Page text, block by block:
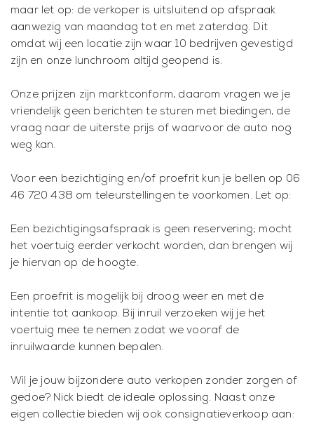
maar let op: de verkoper is uitsluitend op afspraak
aanwezig van maandag tot en met zaterdag. Dit
omdat wij een locatie zijn waar 10 bedrijven gevestigd
zijn en onze lunchroom altijd geopend is.
Onze prijzen zijn marktconform, daarom vragen we je
vriendelijk geen berichten te sturen met biedingen, de
vraag naar de uiterste prijs of waarvoor de auto nog
weg kan.
Voor een bezichtiging en/of proefrit kun je bellen op 06
46 720 438 om teleurstellingen te voorkomen. Let op:
Een bezichtigingsafspraak is geen reservering; mocht
het voertuig eerder verkocht worden, dan brengen wij
je hiervan op de hoogte.
Een proefrit is mogelijk bij droog weer en met de
intentie tot aankoop. Bij inruil verzoeken wij je het
voertuig mee te nemen zodat we vooraf de
inruilwaarde kunnen bepalen.
Wil je jouw bijzondere auto verkopen zonder zorgen of
gedoe? Nick biedt de ideale oplossing. Naast onze
eigen collectie bieden wij ook consignatieverkoop aan: